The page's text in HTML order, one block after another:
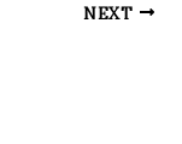
NEXT